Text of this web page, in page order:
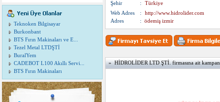
Teknoken Bilgisayar
Burkonbant
BTS Fırın Makinaları ve E...
Tezel Metal LTDŞTİ
BuralYem
CADEBOT L100 Akıllı Servi...
BTS Fırın Makinaları
Şehir
:
Türkiye
Web Adres
:
http://www.hidrolider.com
Adres
: ödemiş izmir
» HİDROLİDER LTD ŞTİ. firmasına ait